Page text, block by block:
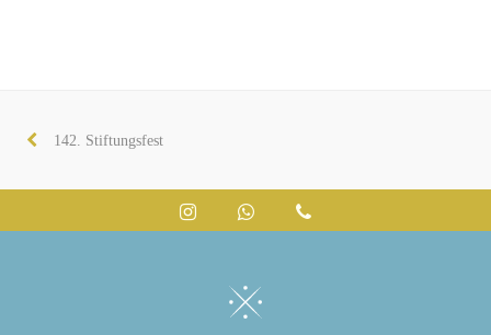
vorheriger
142. Stiftungsfest
InstagramWhatsappTelefon